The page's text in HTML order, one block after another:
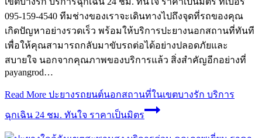
095-159-4540 ทีมช่างของเราจะเดินทางไปถึงจุดที่รถของคุณ
เกิดปัญหาอย่างรวดเร็ว พร้อมให้บริการปะยางนอกสถานที่ทันที
เพื่อให้คุณสามารถกลับมาขับรถต่อได้อย่างปลอดภัยและ
สบายใจ นอกจากคุณภาพของบริการแล้ว สิ่งสำคัญอีกอย่างที่
payangrod…
Read More ปะยางรถยนต์นอกสถานที่ในเขตบางรัก บริการ
ฉุกเฉิน 24 ชม. ทันใจ ราคาเป็นมิตร